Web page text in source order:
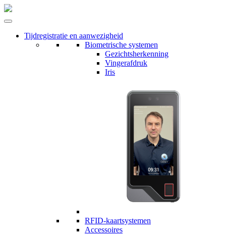
Tijdregistratie en aanwezigheid
Biometrische systemen
Gezichtsherkenning
Vingerafdruk
Iris
RFID-kaartsystemen
Accessoires